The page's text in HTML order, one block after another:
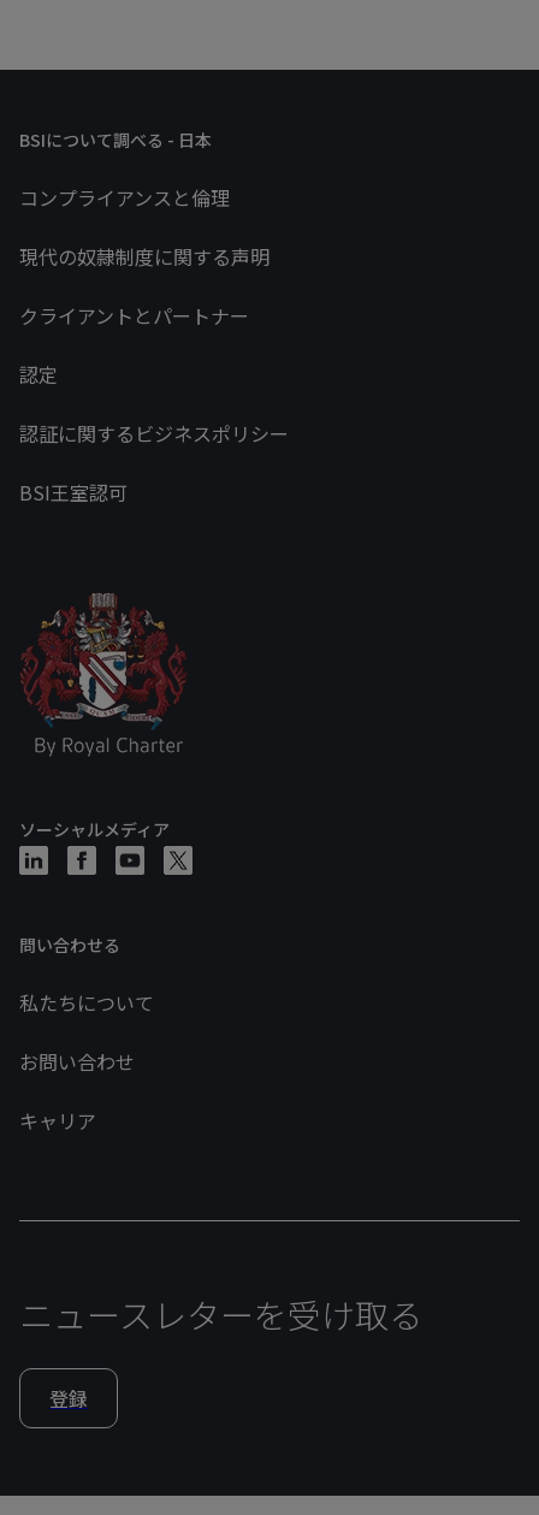
BSIについて調べる - 日本
コンプライアンスと倫理
現代の奴隷制度に関する声明
クライアントとパートナー
認定
認証に関するビジネスポリシー
BSI王室認可
ソーシャルメディア
問い合わせる
私たちについて
お問い合わせ
キャリア
ニュースレターを受け取る
登録